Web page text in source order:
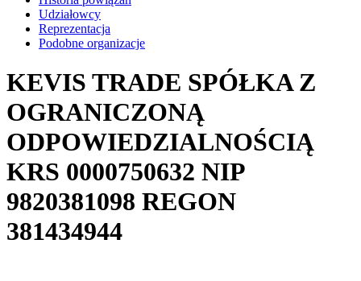
Udziałowcy
Reprezentacja
Podobne organizacje
KEVIS TRADE SPÓŁKA Z
OGRANICZONĄ
ODPOWIEDZIALNOŚCIĄ
KRS 0000750632 NIP
9820381098 REGON
381434944